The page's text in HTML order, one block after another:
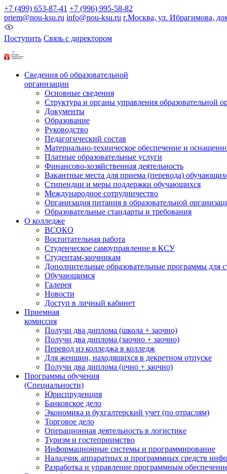
+7 (499) 653-87-41 +7 (996) 995-58-82
priem@nou-ksu.ru info@nou-ksu.ru г.Москва, ул. Ибрагимова,
Поступить Связь с директором
Сведения об образовательной
организации
Основные сведения
Структура и органы управления образовательной
Документы
Образование
Руководство
Педагогический состав
Материально-техническое обеспечение и
Платные образовательные услуги
Финансово-хозяйственная деятельность
Вакантные места для приема (перевода)
Стипендии и меры поддержки обучающихся
Международное сотрудничество
Организация питания в образовательной
Образовательные стандарты и требования
О колледже
ВСОКО
Воспитательная работа
Студенческое самоуправление в КСУ
Студентам-заочникам
Дополнительные образовательные программы для
Обучающимся
Галерея
Новости
Доступ в личный кабинет
Приемная
комиссия
Получи два диплома (школа + заочно)
Получи два диплома (заочно + заочно)
Перевод из колледжа в колледж
Для женщин, находящихся в декретном отпуске
Получи два диплома (очно + заочно)
Программы обучения
(Специальности)
Юриспруденция
Банковское дело
Экономика и бухгалтерский учет (по отраслям)
Торговое дело
Операционная деятельность в логистике
Туризм и гостеприимство
Информационные системы и программирование
Наладчик аппаратных и программных средств
Разработка и управление программным